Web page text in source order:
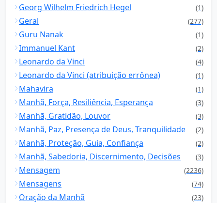
Georg Wilhelm Friedrich Hegel (1)
Geral (277)
Guru Nanak (1)
Immanuel Kant (2)
Leonardo da Vinci (4)
Leonardo da Vinci (atribuição errônea) (1)
Mahavira (1)
Manhã, Força, Resiliência, Esperança (3)
Manhã, Gratidão, Louvor (3)
Manhã, Paz, Presença de Deus, Tranquilidade (2)
Manhã, Proteção, Guia, Confiança (2)
Manhã, Sabedoria, Discernimento, Decisões (3)
Mensagem (2236)
Mensagens (74)
Oração da Manhã (23)